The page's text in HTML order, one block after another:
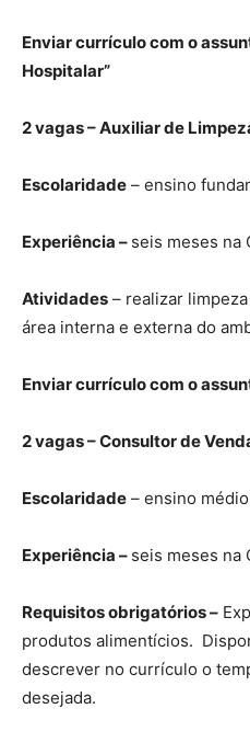
Enviar currículo com o
Hospitalar”
2 vagas – Auxiliar de
Escolaridade – ensino
Experiência – seis meses na
Atividades – realizar
área interna e externa do
Enviar currículo com o
2 vagas – Consultor de
Escolaridade – ensino
Experiência – seis meses na
Requisitos obrigatórios –
produtos alimentícios.
descrever no currículo o
desejada.